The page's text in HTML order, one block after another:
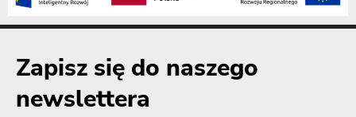
Zapisz się do naszego
newslettera